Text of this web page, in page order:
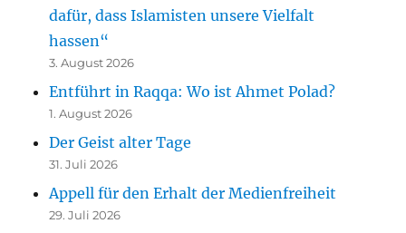
dafür, dass Islamisten unsere Vielfalt
hassen“
3. August 2026
Entführt in Raqqa: Wo ist Ahmet Polad?
1. August 2026
Der Geist alter Tage
31. Juli 2026
Appell für den Erhalt der Medienfreiheit
29. Juli 2026